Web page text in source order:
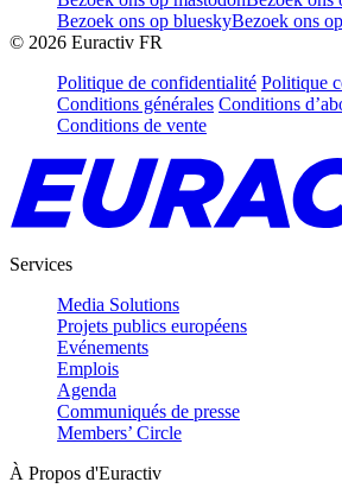
Bezoek ons op blueskyBezoek ons
© 2026 Euractiv FR
Politique de confidentialité Politique
Conditions générales Conditions
Conditions de vente
Services
Media Solutions
Projets publics européens
Evénements
Emplois
Agenda
Communiqués de presse
Members’ Circle
À Propos d'Euractiv